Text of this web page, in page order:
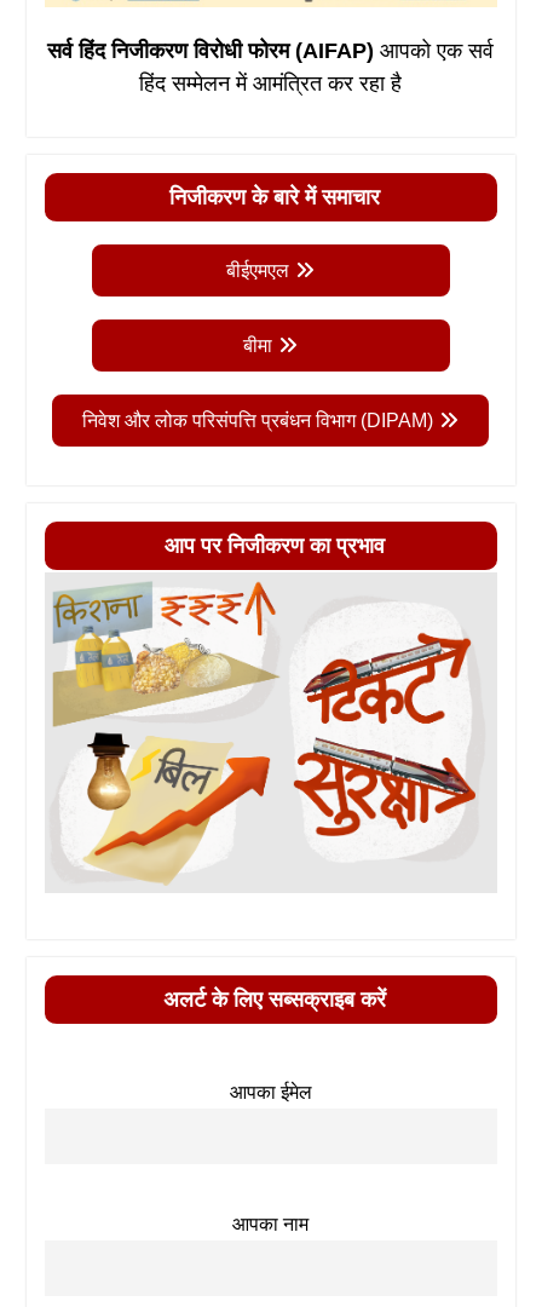
सर्व हिंद निजीकरण विरोधी फोरम (AIFAP)आपको एक सर्व
हिंद सम्मेलन में आमंत्रित कर रहा है
निजीकरण के बारे में समाचार
बीईएमएल
बीमा
निवेश और लोक परिसंपत्ति प्रबंधन विभाग (DIPAM)
आप पर निजीकरण का प्रभाव
अलर्ट के लिए सब्सक्राइब करें
आपका ईमेल
आपका नाम